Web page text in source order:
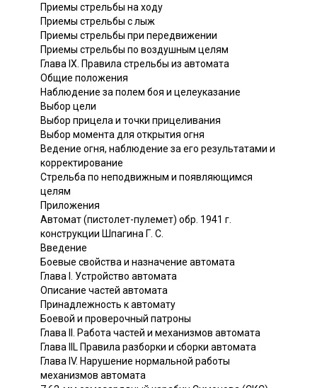
Приемы стрельбы на ходу
Приемы стрельбы с лыж
Приемы стрельбы при передвижении
Приемы стрельбы по воздушным целям
Глава IX. Правила стрельбы из автомата
Общие положения
Наблюдение за полем боя и целеуказание
Выбор цели
Выбор прицела и точки прицеливания
Выбор момента для открытия огня
Ведение огня, наблюдение за его результатами и
корректирование
Стрельба по неподвижным и появляющимся
целям
Приложения
Автомат (пистолет-пулемет) обр. 1941 г.
конструкции Шпагина Г. С.
Введение
Боевые свойства и назначение автомата
Глава I. Устройство автомата
Описание частей автомата
Принадлежность к автомату
Боевой и проверочный патроны
Глава II. Работа частей и механизмов автомата
Глава IIL Правила разборки и сборки автомата
Глава IV. Нарушение нормальной работы
механизмов автомата